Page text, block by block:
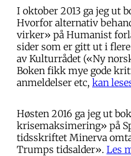
I oktober 2013 ga jeg ut
Hvorfor alternativ
virker» på Humanist
sider som er gitt ut i
av Kulturrådet («Ny
Boken fikk mye gode
anmeldelser etc, kan
Høsten 2016 ga jeg ut
krisemaksimering» på
tidsskriftet Minerva
Trumps tidsalder». Les